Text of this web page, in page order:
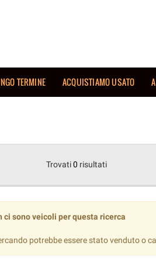
TERMINE ACQUISTIAMO USATO
Trovati0 risultati
ci sono veicoli per questa ricerca
potrebbe essere stato venduto o